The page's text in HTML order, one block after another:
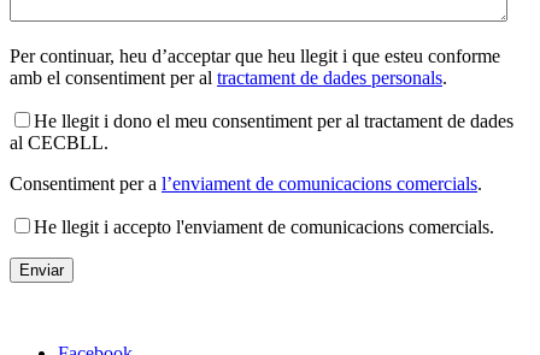
Per continuar, heu d’acceptar que heu llegit i que esteu conforme
amb el consentiment per al tractament de dades personals.
He llegit i dono el meu consentiment per al tractament de dades
al CECBLL.
Consentiment per a l’enviament de comunicacions comercials.
He llegit i accepto l'enviament de comunicacions comercials.